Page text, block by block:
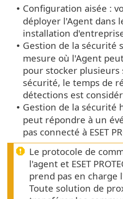
• Configuration aisée :
déployer l'Agent dans
installation
• Gestion de la sécurité
mesure où l'Agent
pour stocker plusieurs
sécurité, le temps de
détections est
• Gestion de la sécurité
peut répondre à un
pas connecté à ESET
Le protocole de
l'agent et ESET
prend pas en
Toute solution de